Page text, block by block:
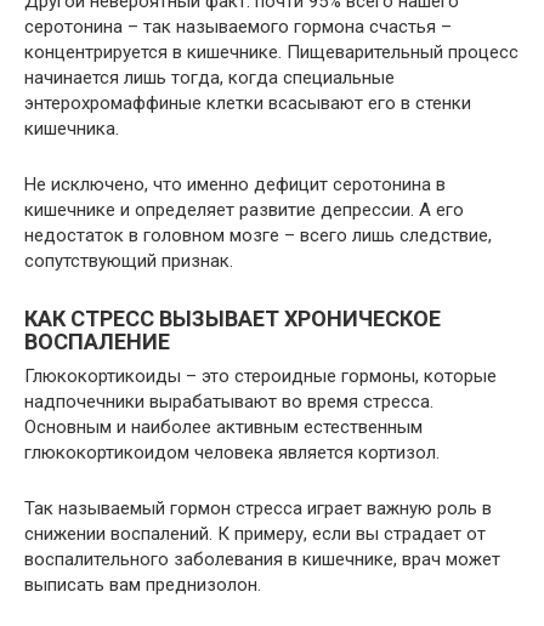
серотонина – так называемого гормона счастья –
концентрируется в кишечнике. Пищеварительный процесс
начинается лишь тогда, когда специальные
энтерохромаффиные клетки всасывают его в стенки
кишечника.
Не исключено, что именно дефицит серотонина в
кишечнике и определяет развитие депрессии. А его
недостаток в головном мозге – всего лишь следствие,
сопутствующий признак.
КАК СТРЕСС ВЫЗЫВАЕТ ХРОНИЧЕСКОЕ
ВОСПАЛЕНИЕ
Глюкокортикоиды – это стероидные гормоны, которые
надпочечники вырабатывают во время стресса.
Основным и наиболее активным естественным
глюкокортикоидом человека является кортизол.
Так называемый гормон стресса играет важную роль в
снижении воспалений. К примеру, если вы страдает от
воспалительного заболевания в кишечнике, врач может
выписать вам преднизолон.